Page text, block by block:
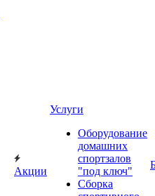
Акции
Услуги
Оборудование
домашних
спортзалов
"под ключ"
Сборка